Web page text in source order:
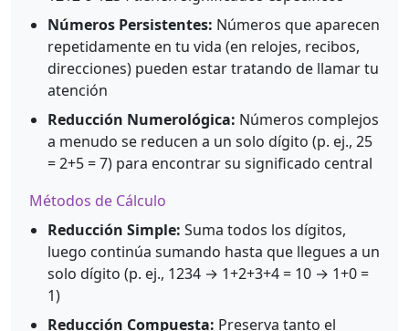
Números Persistentes: Números que aparecen
repetidamente en tu vida (en relojes, recibos,
direcciones) pueden estar tratando de llamar tu
atención
Reducción Numerológica: Números complejos
a menudo se reducen a un solo dígito (p. ej., 25
= 2+5 = 7) para encontrar su significado central
Métodos de Cálculo
Reducción Simple: Suma todos los dígitos,
luego continúa sumando hasta que llegues a un
solo dígito (p. ej., 1234 → 1+2+3+4 = 10 → 1+0 =
1)
Reducción Compuesta: Preserva tanto el